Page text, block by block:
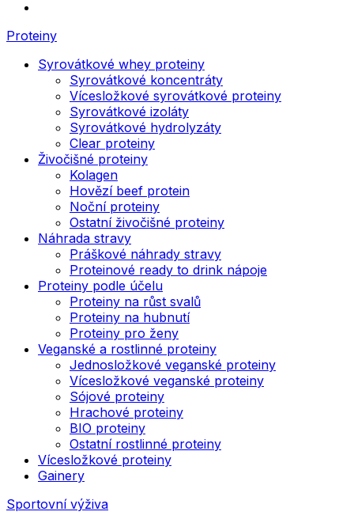
Proteiny
Syrovátkové whey proteiny
Syrovátkové koncentráty
Vícesložkové syrovátkové proteiny
Syrovátkové izoláty
Syrovátkové hydrolyzáty
Clear proteiny
Živočišné proteiny
Kolagen
Hovězí beef protein
Noční proteiny
Ostatní živočišné proteiny
Náhrada stravy
Práškové náhrady stravy
Proteinové ready to drink nápoje
Proteiny podle účelu
Proteiny na růst svalů
Proteiny na hubnutí
Proteiny pro ženy
Veganské a rostlinné proteiny
Jednosložkové veganské proteiny
Vícesložkové veganské proteiny
Sójové proteiny
Hrachové proteiny
BIO proteiny
Ostatní rostlinné proteiny
Vícesložkové proteiny
Gainery
Sportovní výživa